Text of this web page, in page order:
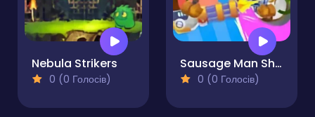
Nebula Strikers
0 (0 Голосів)
Sausage Man Shooting Adventure
0 (0 Голосів)